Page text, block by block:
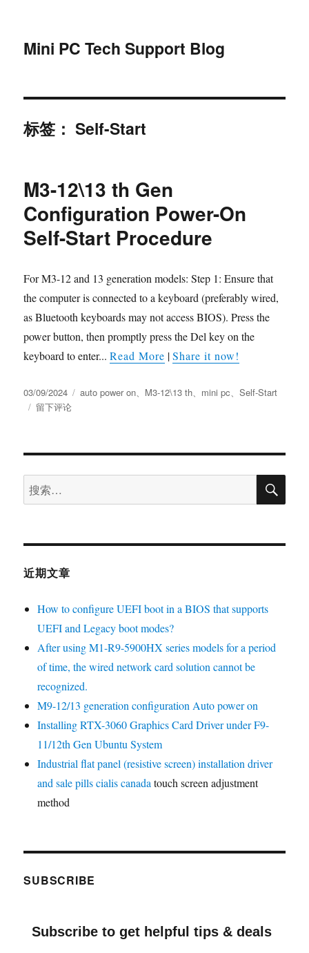
Mini PC Tech Support Blog
标签：Self-Start
M3-12\13 th Gen
Configuration Power-On
Self-Start Procedure
For M3-12 and 13 generation models: Step 1: Ensure that
the computer is connected to a keyboard (preferably wired,
as Bluetooth keyboards may not access BIOS). Press the
power button, then promptly press the Del key on the
keyboard to enter...Read More |Share it now!
03/09/2024 auto power on、 M3-12\13 th、 mini pc、Self-Start
留下评论
近期文章
How to configure UEFI boot in a BIOS that supports
UEFI and Legacy boot modes?
After using M1-R9-5900HX series models for a period
of time, the wired network card solution cannot be
recognized.
M9-12/13 generation configuration Auto power on
Installing RTX-3060 Graphics Card Driver under F9-
11/12th Gen Ubuntu System
Industrial flat panel (resistive screen) installation driver
andsale pills cialis canada touch screen adjustment
method
SUBSCRIBE
Subscribe to get helpful tips & deals